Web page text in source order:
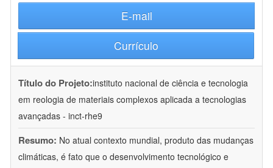
E-mail
Currículo
Título do Projeto:instituto nacional de ciência e tecnologia
em reologia de materiais complexos aplicada a tecnologias
avançadas - inct-rhe9
Resumo: No atual contexto mundial, produto das mudanças
climáticas, é fato que o desenvolvimento tecnológico e